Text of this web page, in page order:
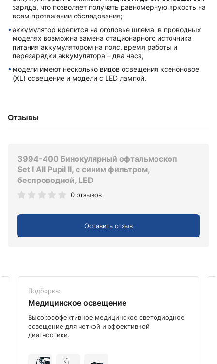
заряда, что позволяет получать равномерную яркость на
всем протяжении обследования;
аккумулятор крепится на оголовье шлема, в проводных
моделях возможна замена стационарного источника
питания аккумулятором на пояс, время работы и
перезарядки аккумулятора – два часа;
модели имеют несколько видов освещения ксеноновое
(XL) освещение и модели с LED лампой.
Отзывы
3994-400 Бинокулярный офтальмоскоп
Set I All Pupil II, с синим фильтром,
беспроводной, LED
0 отзывов
Оставить отзыв
Подборка:
Медицинское освещение
Высокоэффективное медицинское светодиодное
освещение для четкой и эффективной
диагностики.